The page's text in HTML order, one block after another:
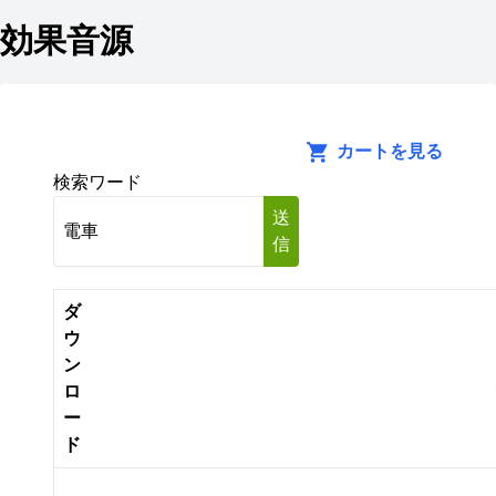
効果音源
カートを見る
検索ワード
送
信
ダ
ウ
ン
ロ
ー
ド